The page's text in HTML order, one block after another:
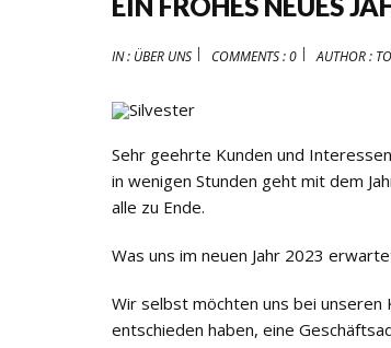
IN : ÜBER UNS COMMENTS : 0 AUTHOR :
Sehr geehrte Kunden und
in wenigen Stunden geht mit dem
alle zu Ende.
Was uns im neuen Jahr 2023
Wir selbst möchten uns bei unseren
entschieden haben, eine